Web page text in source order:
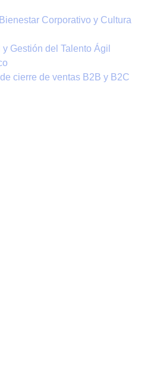
Corporativo y Cultura
Gestión del Talento Ágil
cierre de ventas B2B y B2C